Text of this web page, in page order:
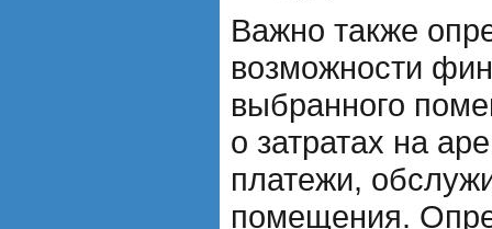
Важно также
возможности
выбранного
о затратах на
платежи,
помещения.